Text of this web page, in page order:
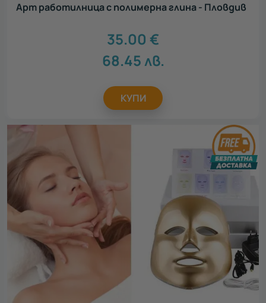
Арт работилница с полимерна глина - Пловдив
35.00 €
68.45лв.
КУПИ